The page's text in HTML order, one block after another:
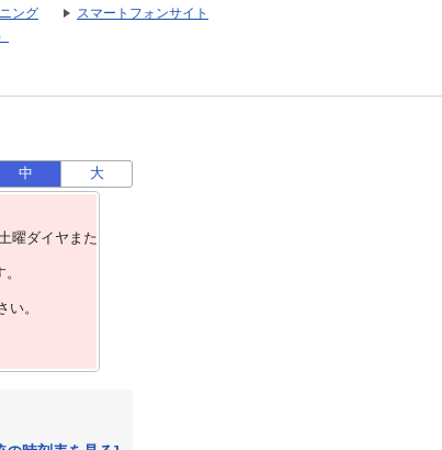
ング
スマートフォンサイト
中 大
曜ダイヤまた
い。